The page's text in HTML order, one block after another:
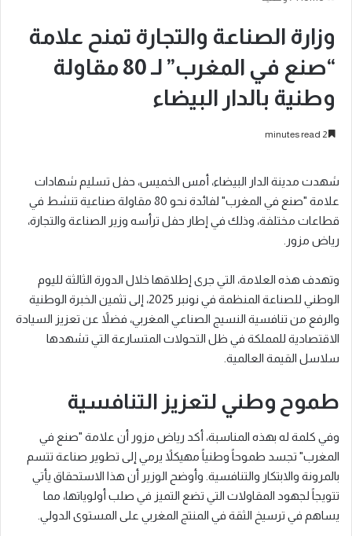
وزارة الصناعة والتجارة تمنح علامة
“صنع في المغرب” لـ 80 مقاولة
وطنية بالدار البيضاء
شهدت مدينة الدار البيضاء، أمس الخميس، حفل تسليم شهادات
علامة "صنع في المغرب" لفائدة نحو 80 مقاولة صناعية تنشط في
قطاعات مختلفة، وذلك في إطار حفل ترأسه وزير الصناعة والتجارة،
رياض مزور.
وتهدف هذه العلامة، التي جرى إطلاقها خلال الدورة الثالثة لليوم
الوطني للصناعة المنظمة في نونبر 2025، إلى تثمين الخبرة الوطنية
والرفع من تنافسية النسيج الصناعي المغربي، فضلاً عن تعزيز السيادة
الاقتصادية للمملكة في ظل التحولات المتسارعة التي تشهدها
سلاسل القيمة العالمية.
طموح وطني لتعزيز التنافسية
وفي كلمة له بهذه المناسبة، أكد رياض مزور أن علامة "صنع في
المغرب" تجسد طموحاً وطنياً مهيكلاً يرمي إلى تطوير صناعة تتسم
بالمرونة والابتكار والتنافسية. وأوضح الوزير أن هذا الاستحقاق يأتي
تتويجاً لجهود المقاولات التي تضع التميز في صلب أولوياتها، مما
يساهم في ترسيخ الثقة في المنتج المغربي على المستوى الدولي.